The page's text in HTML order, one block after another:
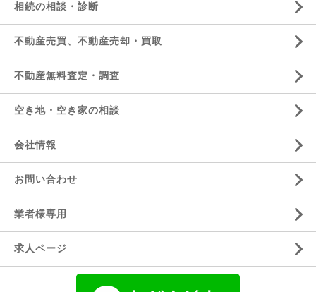
相続の相談・診断
不動産売買、不動産売却・買取
不動産無料査定・調査
空き地・空き家の相談
会社情報
お問い合わせ
業者様専用
求人ページ